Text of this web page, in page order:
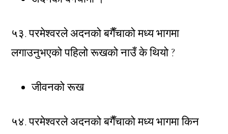
५३. परमेश्वरले अदनको बगैँचाको मध्य भागमा
लगाउनुभएको पहिलो रूखको नाउँ के थियो ?
जीवनको रूख
५४. परमेश्वरले अदनको बगैँचाको मध्य भागमा किन